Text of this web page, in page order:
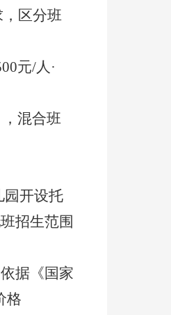
，区分班
元/人 ·
，混合班
园开设托
招生范围
据《国家
格